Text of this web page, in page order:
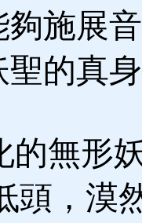
施展
的真
無形
頭，漠